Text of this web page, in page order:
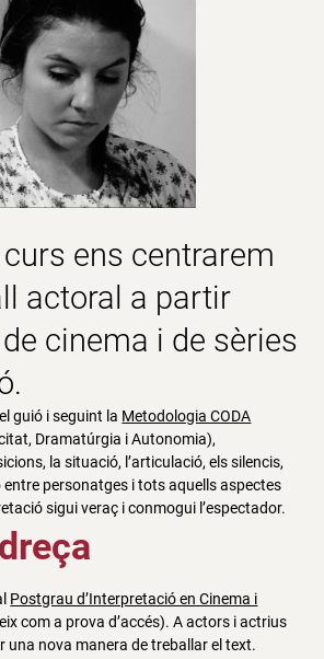
ens centrarem
actoral a partir
de cinema i de sèries
guió i seguint la Metodologia CODA
Dramatúrgia i Autonomia),
la situació, l’articulació, els silencis,
entre personatges i tots aquells aspectes
sigui veraç i conmogui l’espectador.
Postgrau d’Interpretació en Cinema i
com a prova d’accés). A actors i actrius
una nova manera de treballar el text.